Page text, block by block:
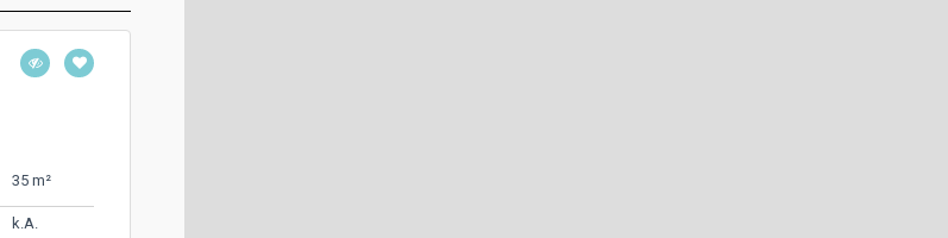
35 m²
k.A.